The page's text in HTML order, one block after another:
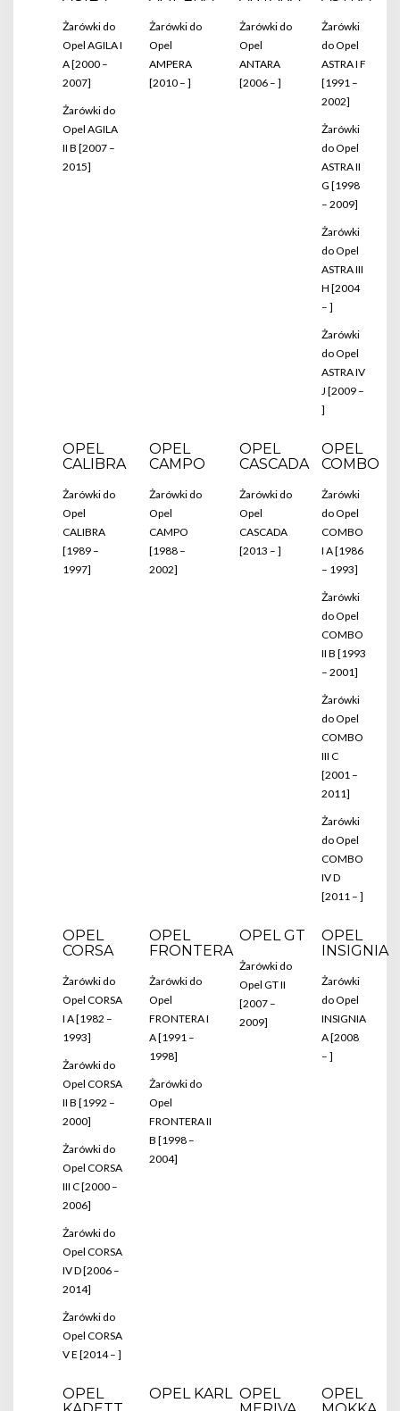
Żarówki do
Opel AGILA I
A [2000 –
2007]
Żarówki do
Opel AGILA
II B [2007 –
2015]
Żarówki do
Opel
AMPERA
[2010 – ]
Żarówki do
Opel
ANTARA
[2006 – ]
Żarówki
do Opel
ASTRA I F
[1991 –
2002]
Żarówki
do Opel
ASTRA II
G [1998
– 2009]
Żarówki
do Opel
ASTRA III
H [2004
– ]
Żarówki
do Opel
ASTRA IV
J [2009 –
]
OPEL
CALIBRA
Żarówki do
Opel
CALIBRA
[1989 –
1997]
OPEL
CAMPO
Żarówki do
Opel
CAMPO
[1988 –
2002]
OPEL
CASCADA
Żarówki do
Opel
CASCADA
[2013 – ]
OPEL
COMBO
Żarówki
do Opel
COMBO
I A [1986
– 1993]
Żarówki
do Opel
COMBO
II B [1993
– 2001]
Żarówki
do Opel
COMBO
III C
[2001 –
2011]
Żarówki
do Opel
COMBO
IV D
[2011 – ]
OPEL
CORSA
Żarówki do
Opel CORSA
I A [1982 –
1993]
Żarówki do
Opel CORSA
II B [1992 –
2000]
Żarówki do
Opel CORSA
III C [2000 –
2006]
Żarówki do
Opel CORSA
IV D [2006 –
2014]
Żarówki do
Opel CORSA
V E [2014 – ]
OPEL
FRONTERA
Żarówki do
Opel
FRONTERA I
A [1991 –
1998]
Żarówki do
Opel
FRONTERA II
B [1998 –
2004]
OPEL GT
Żarówki do
Opel GT II
[2007 –
2009]
OPEL
INSIGNIA
Żarówki
do Opel
INSIGNIA
A [2008
– ]
OPEL
OPEL KARL OPEL
OPEL